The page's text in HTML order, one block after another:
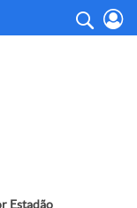
Estadão